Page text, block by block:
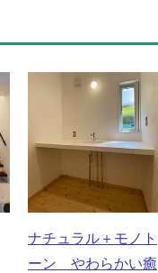
ナチュラル＋モノト
ーン やわらかい癒